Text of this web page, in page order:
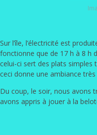
Sur l’île, l’électricité est
fonctionne que de 17 h à 8 h
celui-ci sert des plats
ceci donne une ambiance
Du coup, le soir, nous avons
avons appris à jouer à la